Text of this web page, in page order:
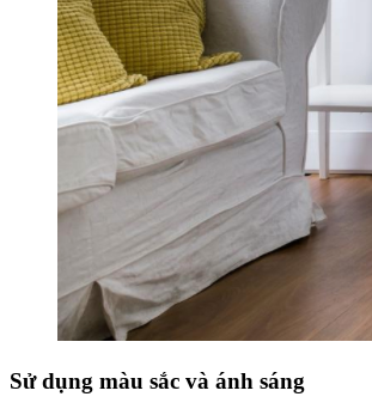
Sử dụng màu sắc và ánh sáng